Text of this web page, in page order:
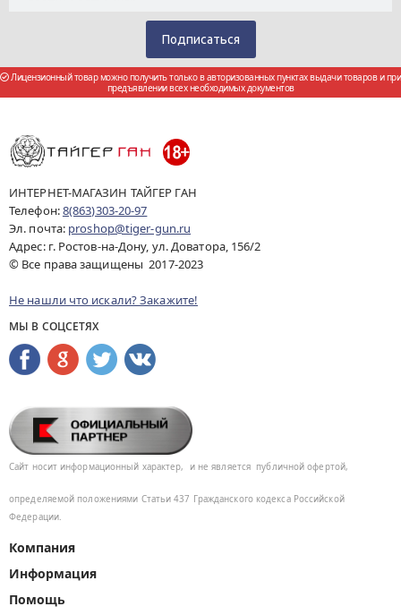
Лицензионный товар можно получить только в авторизованных пунктах выдачи товаров и при
предъявлении всех необходимых документов
ИНТЕРНЕТ-МАГАЗИН ТАЙГЕР ГАН
Телефон:8(863)303-20-97
Эл. почта: proshop@tiger-gun.ru
Адрес: г. Ростов-на-Дону, ул. Доватора, 156/2
© Все права защищены 2017-2023
Не нашли что искали? Закажите!
МЫ В СОЦСЕТЯХ
Сайт носит информационный характер, и не является публичной офертой,
определяемой положениями Статьи 437 Гражданского кодекса Российской
Федерации.
Компания
Информация
Помощь